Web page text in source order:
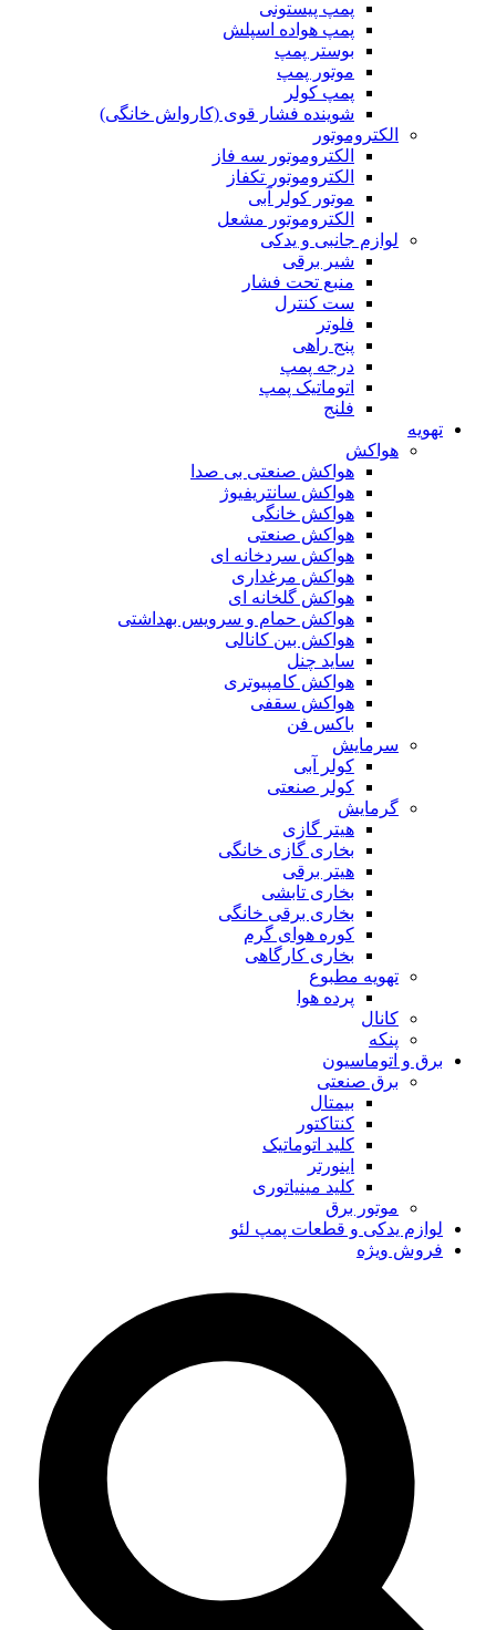
پمپ پیستونی
پمپ هواده اسپلش
بوستر پمپ
موتور پمپ
پمپ کولر
شوینده فشار قوی (کارواش خانگی)
الکتروموتور
الکتروموتور سه فاز
الکتروموتور تکفاز
موتور کولر آبی
الکتروموتور مشعل
لوازم جانبی و یدکی
شیر برقی
منبع تحت فشار
ست کنترل
فلوتر
پنج راهی
درجه پمپ
اتوماتیک پمپ
فلنج
تهویه
هواکش
هواکش صنعتی بی صدا
هواکش سانتریفیوژ
هواکش خانگی
هواکش صنعتی
هواکش سردخانه ای
هواکش مرغداری
هواکش گلخانه ای
هواکش حمام و سرویس بهداشتی
هواکش بین کانالی
ساید چنل
هواکش کامپیوتری
هواکش سقفی
باکس فن
سرمایش
کولر آبی
کولر صنعتی
گرمایش
هیتر گازی
بخاری گازی خانگی
هیتر برقی
بخاری تابشی
بخاری برقی خانگی
کوره هوای گرم
بخاری کارگاهی
تهویه مطبوع
پرده هوا
کانال
پنکه
برق و اتوماسیون
برق صنعتی
بیمتال
کنتاکتور
کلید اتوماتیک
اینورتر
کلید مینیاتوری
موتور برق
لوازم یدکی و قطعات پمپ لئو
فروش ویژه